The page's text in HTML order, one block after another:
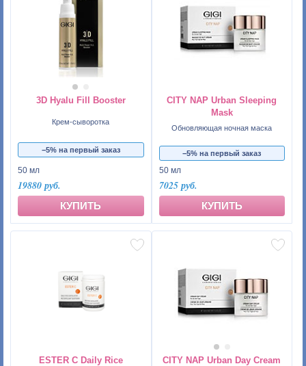
3D Hyalu Fill Booster
Крем-сыворотка
−5% на первый заказ
50 мл
19880 руб.
КУПИТЬ
CITY NAP Urban Sleeping
Mask
Обновляющая ночная маска
−5% на первый заказ
50 мл
7025 руб.
КУПИТЬ
ESTER C Daily Rice
CITY NAP Urban Day Cream